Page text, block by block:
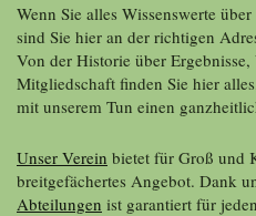
Wenn Sie alles Wissenswerte
sind Sie hier an der richtigen
Von der Historie über
Mitgliedschaft finden Sie hier
mit unserem Tun einen
Unser Verein bietet für Groß und
breitgefächertes Angebot. Dank
Abteilungen ist garantiert für